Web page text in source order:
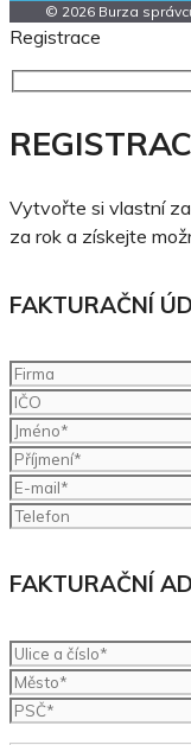
© 2026 Burza
Registrace
Vytvořte si vlastní
za rok a získejte
FAKTURAČNÍ
FAKTURAČNÍ